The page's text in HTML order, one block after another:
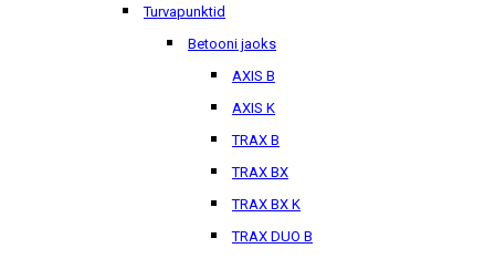
Turvapunktid
Betooni jaoks
AXIS B
AXIS K
TRAX B
TRAX BX
TRAX BX K
TRAX DUO B